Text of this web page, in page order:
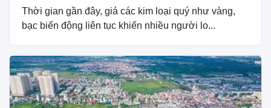
Thời gian gần đây, giá các kim loại quý như vàng,
bạc biến động liên tục khiến nhiều người lo...